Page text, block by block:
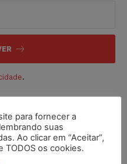
.
para fornecer a
suas
Ao clicar em “Aceitar”,
TODOS os cookies.